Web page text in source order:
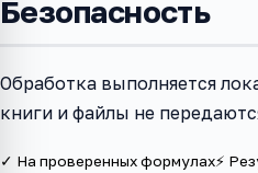
Безопасность
Обработка выполняется
книги и файлы не
✓ На проверенных формулах⚡